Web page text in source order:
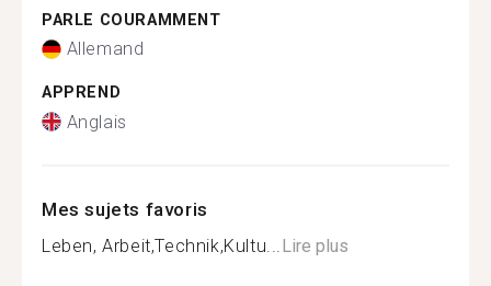
PARLE COURAMMENT
Allemand
APPREND
Anglais
Mes sujets favoris
Leben, Arbeit,Technik,Kultu... Lire plus